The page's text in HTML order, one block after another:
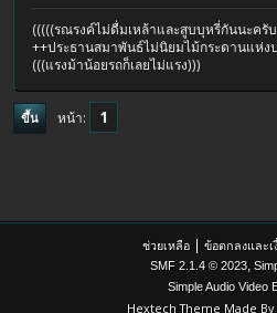
(((((รณรงค์ไม่ดื่มเหล้าและสูบบุหรี่กันนะครั
++ประธานสมาพันธ์ไม่นิยมไม้กระดานแห่ง
(((แรงม้าน้อยรถก็เลยไม่แรง)))
ขึ้น หน้า 1
ช่วยเหลือ | ข้อตกลงและเ
SMF 2.1.4 © 2023
Simple Audio Video
Hextech Theme Made By